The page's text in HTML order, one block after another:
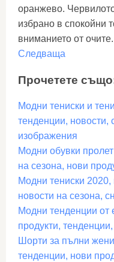
оранжево.
избрано в спокойни
вниманието от очите.
Следваща
Прочетете
Модни тениски и
тенденции, новости,
изображения
Модни обувки
на сезона, нови
Модни тениски
новости на сезона,
Модни тенденции от
продукти,
Шорти за пълни
тенденции, нови